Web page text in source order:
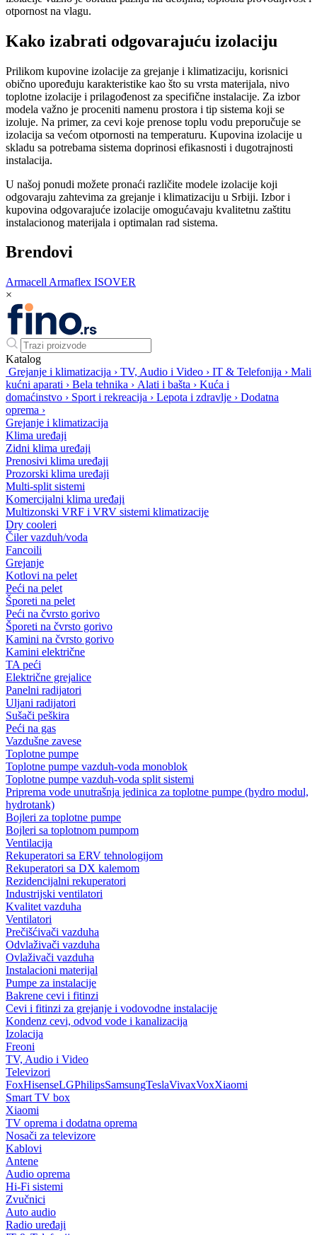
otpornost na vlagu.
Kako izabrati odgovarajuću izolaciju
Prilikom kupovine izolacije za grejanje i klimatizaciju, korisnici
obično upoređuju karakteristike kao što su vrsta materijala, nivo
toplotne izolacije i prilagođenost za specifične instalacije. Za izbor
modela važno je proceniti namenu prostora i tip sistema koji se
izoluje. Na primer, za cevi koje prenose toplu vodu preporučuje se
izolacija sa većom otpornosti na temperaturu. Kupovina izolacije u
skladu sa potrebama sistema doprinosi efikasnosti i dugotrajnosti
instalacija.
U našoj ponudi možete pronaći različite modele izolacije koji
odgovaraju zahtevima za grejanje i klimatizaciju u Srbiji. Izbor i
kupovina odgovarajuće izolacije omogućavaju kvalitetnu zaštitu
instalacionog materijala i optimalan rad sistema.
Brendovi
Armacell Armaflex ISOVER
×
Katalog
Grejanje i klimatizacija › TV, Audio i Video › IT & Telefonija › Mali
kućni aparati › Bela tehnika › Alati i bašta › Kuća i
domaćinstvo › Sport i rekreacija › Lepota i zdravlje › Dodatna
oprema ›
Grejanje i klimatizacija
Klima uređaji
Zidni klima uređaji
Prenosivi klima uređaji
Prozorski klima uređaji
Multi-split sistemi
Komercijalni klima uređaji
Multizonski VRF i VRV sistemi klimatizacije
Dry cooleri
Čiler vazduh/voda
Fancoili
Grejanje
Kotlovi na pelet
Peći na pelet
Šporeti na pelet
Peći na čvrsto gorivo
Šporeti na čvrsto gorivo
Kamini na čvrsto gorivo
Kamini električne
TA peći
Električne grejalice
Panelni radijatori
Uljani radijatori
Sušači peškira
Peći na gas
Vazdušne zavese
Toplotne pumpe
Toplotne pumpe vazduh-voda monoblok
Toplotne pumpe vazduh-voda split sistemi
Priprema vode unutrašnja jedinica za toplotne pumpe (hydro modul,
hydrotank)
Bojleri za toplotne pumpe
Bojleri sa toplotnom pumpom
Ventilacija
Rekuperatori sa ERV tehnologijom
Rekuperatori sa DX kalemom
Rezidencijalni rekuperatori
Industrijski ventilatori
Kvalitet vazduha
Ventilatori
Prečišćivači vazduha
Odvlaživači vazduha
Ovlaživači vazduha
Instalacioni materijal
Pumpe za instalacije
Bakrene cevi i fitinzi
Cevi i fitinzi za grejanje i vodovodne instalacije
Kondenz cevi, odvod vode i kanalizacija
Izolacija
Freoni
TV, Audio i Video
Televizori
FoxHisenseLGPhilipsSamsungTeslaVivaxVoxXiaomi
Smart TV box
Xiaomi
TV oprema i dodatna oprema
Nosači za televizore
Kablovi
Antene
Audio oprema
Hi-Fi sistemi
Zvučnici
Auto audio
Radio uređaji